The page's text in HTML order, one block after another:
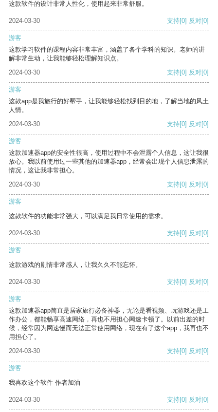
这款软件的设计非常人性化，使用起来非常舒服。
2024-03-30 支持[0] 反对[0]
游客
这款学习软件的课程内容非常丰富，涵盖了各个学科的知识。老师的讲
解非常生动，让我能够轻松理解知识点。
2024-03-30
支持[0] 反对[0]
游客
这款app是我旅行的好帮手，让我能够轻松找到目的地，了解当地的风土
人情。
2024-03-30
支持[0] 反对[0]
游客
这款加速器app的安全性很高，使用过程中不会泄露个人信息，这让我很
放心。我以前使用过一些其他的加速器app，经常会出现个人信息泄露的
情况，这让我非常担心。
2024-03-30
支持[0] 反对[0]
游客
这款软件的功能非常强大，可以满足我日常使用的需求。
2024-03-30 支持[0] 反对[0]
游客
这款游戏的剧情非常感人，让我久久不能忘怀。
2024-03-30 支持[0] 反对[0]
游客
这款加速器app简直是居家旅行必备神器，无论是看视频、玩游戏还是工
作办公，都能畅享高速网络，再也不用担心网速卡顿了。以前出差的时
候，经常因为网速慢而无法正常使用网络，现在有了这个app，我再也不
用担心了。
2024-03-30
支持[0] 反对[0]
游客
我喜欢这个软件 作者加油
2024-03-30 支持[0] 反对[0]